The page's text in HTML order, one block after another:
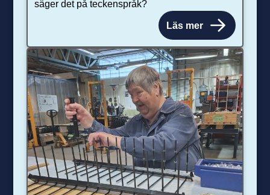
säger det på teckenspråk?
Läs mer